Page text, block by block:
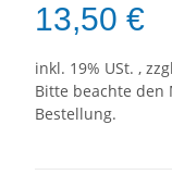
13,50 €
inkl. 19% USt. ,
Bitte beachte den
Bestellung.